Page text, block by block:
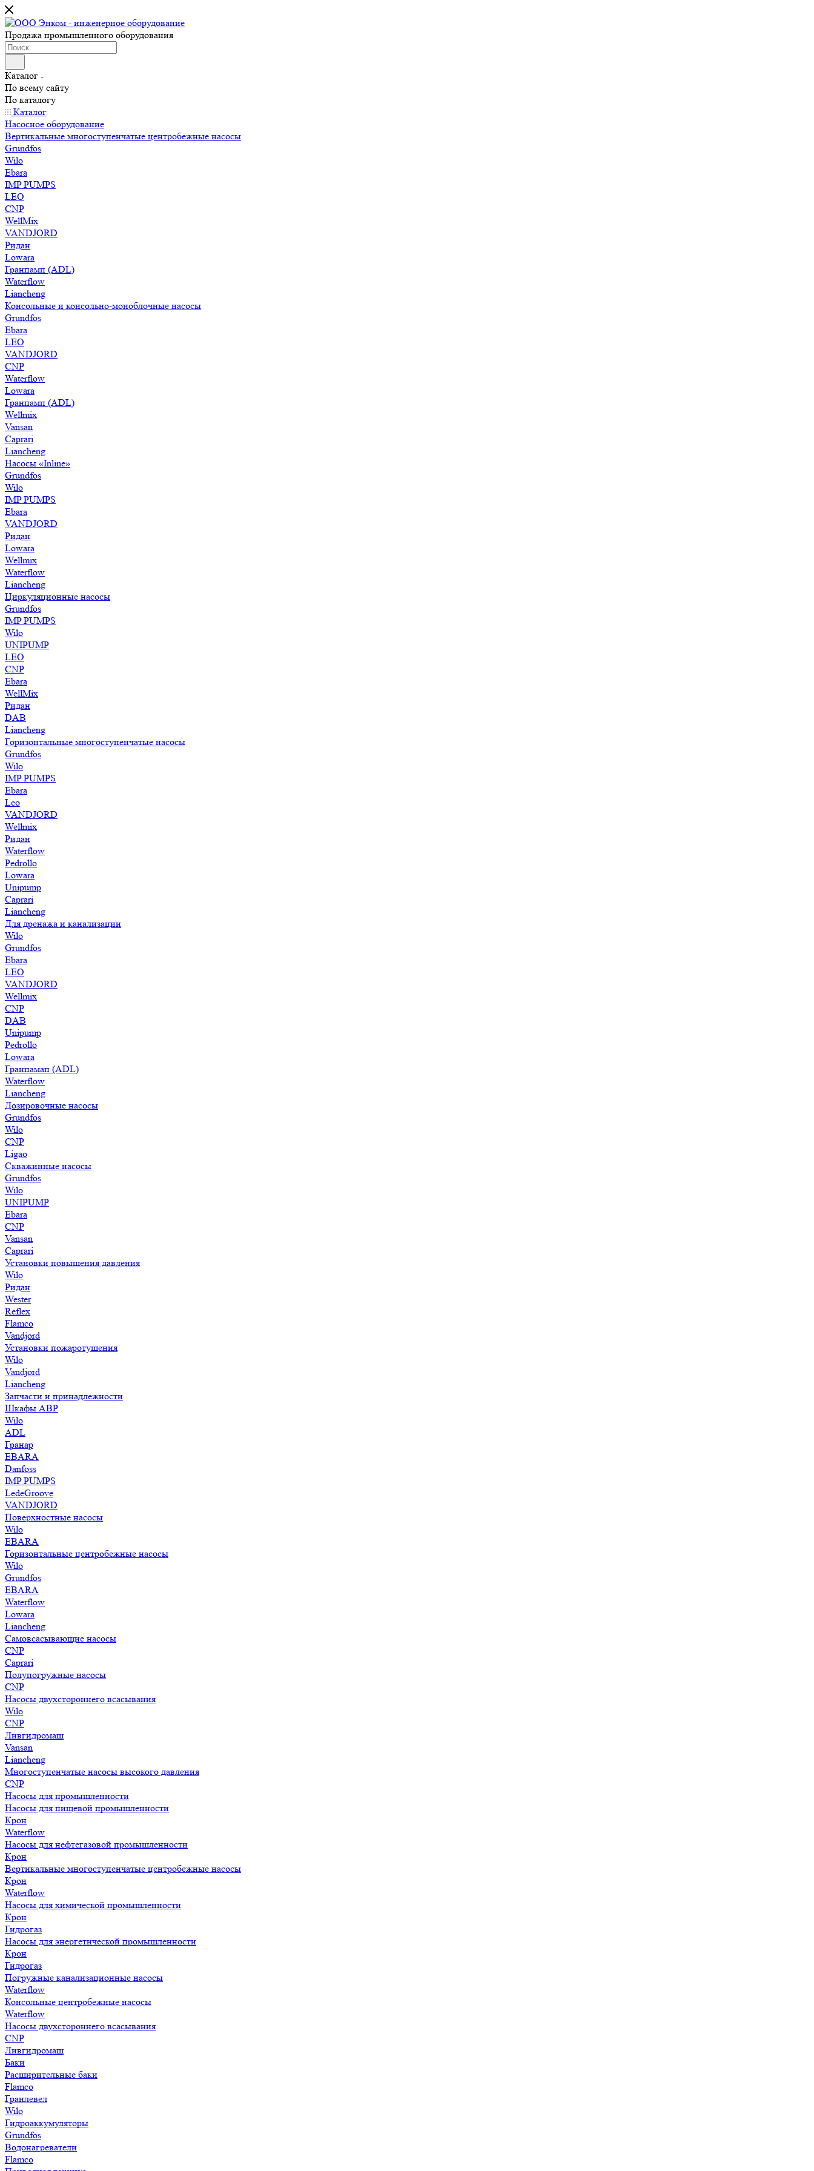
Продажа промышленного оборудования
Каталог
По всему сайту
По каталогу
Каталог
Насосное оборудование
Вертикальные многоступенчатые центробежные насосы
Grundfos
Wilo
Ebara
IMP PUMPS
LEO
CNP
WellMix
VANDJORD
Ридан
Lowara
Гранпамп (ADL)
Waterflow
Liancheng
Консольные и консольно-моноблочные насосы
Grundfos
Ebara
LEO
VANDJORD
CNP
Waterflow
Lowara
Гранпамп (ADL)
Wellmix
Vansan
Caprari
Liancheng
Насосы «Inline»
Grundfos
Wilo
IMP PUMPS
Ebara
VANDJORD
Ридан
Lowara
Wellmix
Waterflow
Liancheng
Циркуляционные насосы
Grundfos
IMP PUMPS
Wilo
UNIPUMP
LEO
CNP
Ebara
WellMix
Ридан
DAB
Liancheng
Горизонтальные многоступенчатые насосы
Grundfos
Wilo
IMP PUMPS
Ebara
Leo
VANDJORD
Wellmix
Ридан
Waterflow
Pedrollo
Lowara
Unipump
Caprari
Liancheng
Для дренажа и канализации
Wilo
Grundfos
Ebara
LEO
VANDJORD
Wellmix
CNP
DAB
Unipump
Pedrollo
Lowara
Гранпамап (ADL)
Waterflow
Liancheng
Дозировочные насосы
Grundfos
Wilo
CNP
Ligao
Скважинные насосы
Grundfos
Wilo
UNIPUMP
Ebara
CNP
Vansan
Caprari
Установки повышения давления
Wilo
Ридан
Wester
Reflex
Flamco
Vandjord
Установки пожаротушения
Wilo
Vandjord
Liancheng
Запчасти и принадлежности
Шкафы АВР
Wilo
ADL
Гранар
EBARA
Danfoss
IMP PUMPS
LedeGroove
VANDJORD
Поверхностные насосы
Wilo
EBARA
Горизонтальные центробежные насосы
Wilo
Grundfos
EBARA
Waterflow
Lowara
Liancheng
Самовсасывающие насосы
CNP
Caprari
Полупогружные насосы
CNP
Насосы двухстороннего всасывания
Wilo
CNP
Ливгидромаш
Vansan
Liancheng
Многоступенчатые насосы высокого давления
CNP
Насосы для промышленности
Насосы для пищевой промышленности
Крон
Waterflow
Насосы для нефтегазовой промышленности
Крон
Вертикальные многоступенчатые центробежные насосы
Крон
Waterflow
Насосы для химической промышленности
Крон
Гидрогаз
Насосы для энергетической промышленности
Крон
Гидрогаз
Погружные канализационные насосы
Waterflow
Консольные центробежные насосы
Waterflow
Насосы двухстороннего всасывания
CNP
Ливгидромаш
Баки
Расширительные баки
Flamco
Гранлевел
Wilo
Гидроаккумуляторы
Grundfos
Водонагреватели
Flamco